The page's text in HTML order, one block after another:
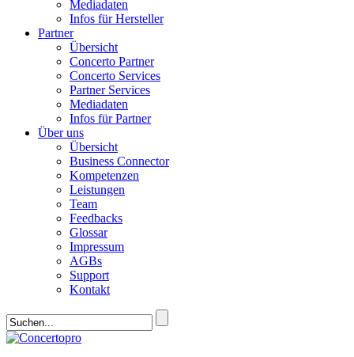
Mediadaten
Infos für Hersteller
Partner
Übersicht
Concerto Partner
Concerto Services
Partner Services
Mediadaten
Infos für Partner
Über uns
Übersicht
Business Connector
Kompetenzen
Leistungen
Team
Feedbacks
Glossar
Impressum
AGBs
Support
Kontakt